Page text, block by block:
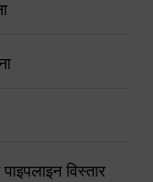
विस्तार